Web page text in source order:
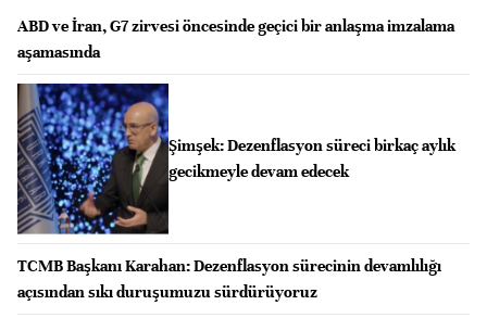
ABD ve İran, G7 zirvesi öncesinde geçici bir anlaşma imzalama
aşamasında
Şimşek: Dezenflasyon süreci birkaç aylık
gecikmeyle devam edecek
TCMB Başkanı Karahan: Dezenflasyon sürecinin devamlılığı
açısından sıkı duruşumuzu sürdürüyoruz